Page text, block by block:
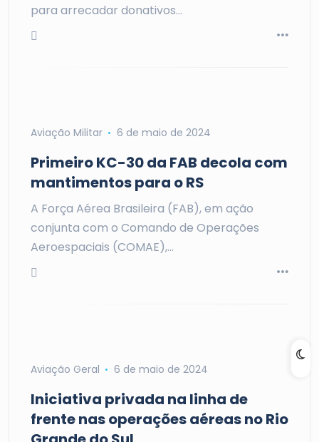
para arrecadar donativos…
Aviação Militar 6 de maio de 2024
Primeiro KC-30 da FAB decola com
mantimentos para o RS
A Força Aérea Brasileira (FAB), em ação
conjunta com o Comando de Operações
Aeroespaciais (COMAE),…
Aviação Geral 6 de maio de 2024
Iniciativa privada na linha de
frente nas operações aéreas no Rio